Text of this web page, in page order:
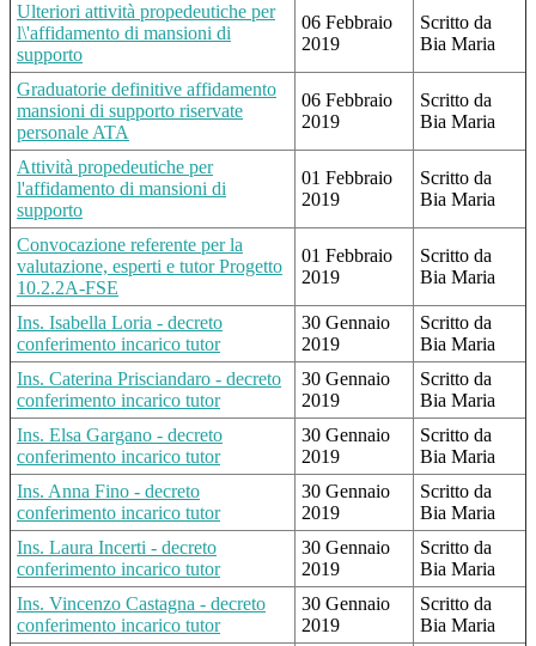
Ulteriori attività propedeutiche per
l\'affidamento di mansioni di
supporto
06 Febbraio
2019
Scritto da
Bia Maria
Graduatorie definitive affidamento
mansioni di supporto riservate
personale ATA
06 Febbraio
2019
Scritto da
Bia Maria
Attività propedeutiche per
l'affidamento di mansioni di
supporto
01 Febbraio
2019
Scritto da
Bia Maria
Convocazione referente per la
valutazione, esperti e tutor Progetto
10.2.2A-FSE
01 Febbraio
2019
Scritto da
Bia Maria
Ins. Isabella Loria - decreto
conferimento incarico tutor
30 Gennaio
2019
Scritto da
Bia Maria
Ins. Caterina Prisciandaro - decreto
conferimento incarico tutor
30 Gennaio
2019
Scritto da
Bia Maria
Ins. Elsa Gargano - decreto
conferimento incarico tutor
30 Gennaio
2019
Scritto da
Bia Maria
Ins. Anna Fino - decreto
conferimento incarico tutor
30 Gennaio
2019
Scritto da
Bia Maria
Ins. Laura Incerti - decreto
conferimento incarico tutor
30 Gennaio
2019
Scritto da
Bia Maria
Ins. Vincenzo Castagna - decreto
conferimento incarico tutor
30 Gennaio
2019
Scritto da
Bia Maria